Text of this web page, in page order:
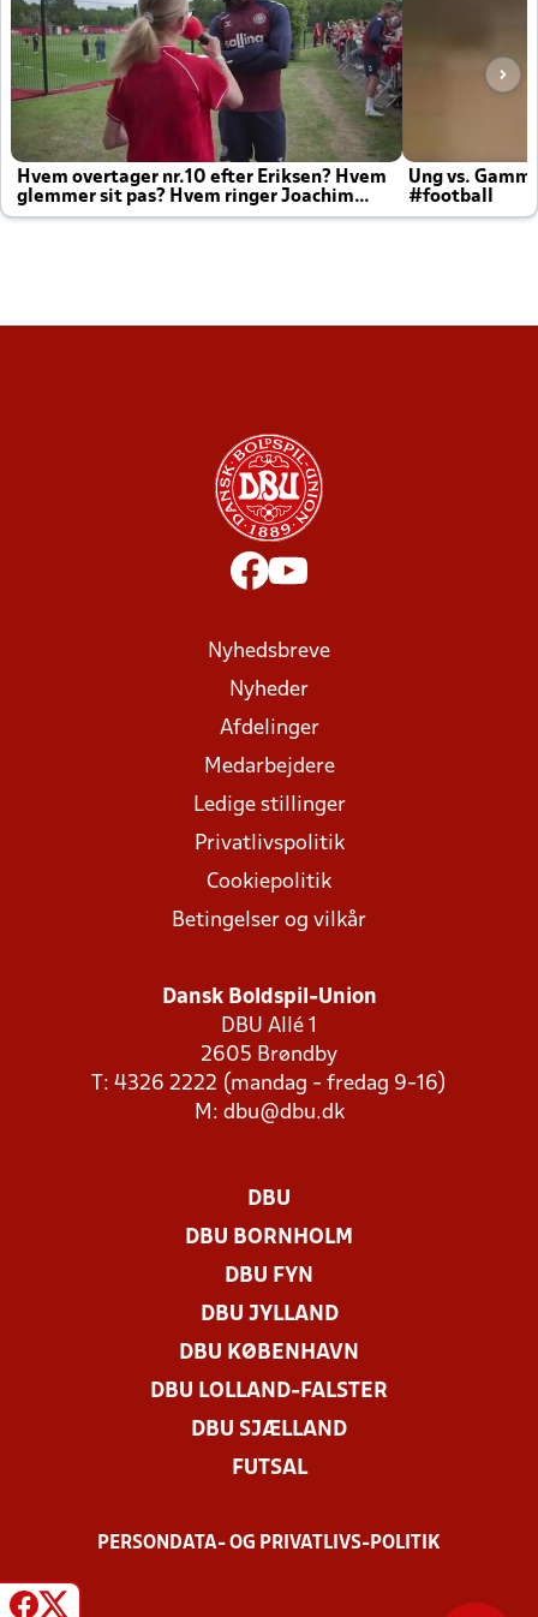
Hvem overtager nr.10 efter Eriksen? Hvem
glemmer sit pas? Hvem ringer Joachim
altid til efter kampe?
Ung vs.
#football
Nyhedsbreve
Nyheder
Afdelinger
Medarbejdere
Ledige stillinger
Privatlivspolitik
Cookiepolitik
Betingelser og vilkår
Dansk Boldspil-Union
DBU Allé 1
2605 Brøndby
T: 4326 2222 (mandag - fredag 9-16)
M: dbu@dbu.dk
DBU
DBU BORNHOLM
DBU FYN
DBU JYLLAND
DBU KØBENHAVN
DBU LOLLAND-FALSTER
DBU SJÆLLAND
FUTSAL
PERSONDATA- OG PRIVATLIVS-POLITIK